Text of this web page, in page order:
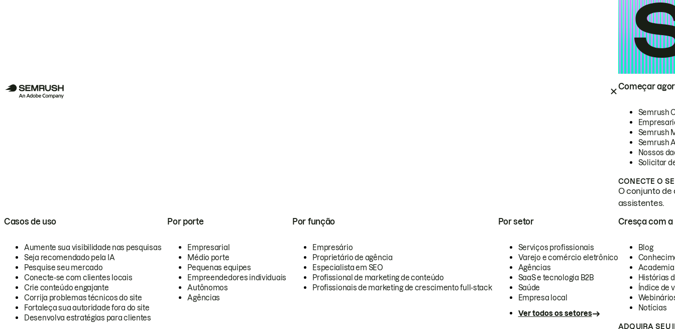
Começar
Semrush
Semrush
Semrush
Nossos
Solicitar
CONECTE O
O conjunto de
assistentes.
Casos de uso
Aumente sua visibilidade nas pesquisas
Seja recomendado pela IA
Pesquise seu mercado
Conecte-se com clientes locais
Crie conteúdo engajante
Corrija problemas técnicos do site
Fortaleça sua autoridade fora do site
Desenvolva estratégias para clientes
Por porte
Empresarial
Médio porte
Pequenas equipes
Empreendedores individuais
Autônomos
Agências
Por função
Empresário
Proprietário de agência
Especialista em SEO
Profissional de marketing de conteúdo
Profissionais de marketing de crescimento full-stack
Por setor
Serviços profissionais
Varejo e comércio eletrônico
Agências
SaaS e tecnologia B2B
Saúde
Empresa local
Ver todos os setores
Cresça com a
Blog
Academia
Histórias
Índice de
Notícias
ADQUIRA SEU